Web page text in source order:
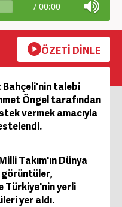
/ 00:00
ÖZETİ DİNLE
Bahçeli'nin talebi
Öngel tarafından
vermek amacıyla
Takım'ın Dünya
görüntüler,
yerli
yer aldı.